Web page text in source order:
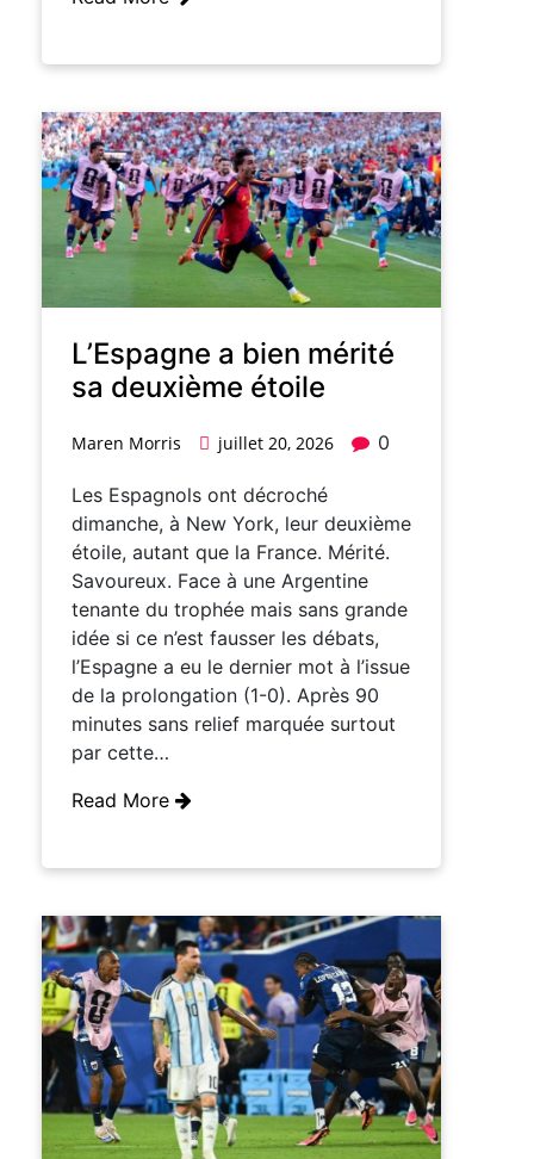
L’Espagne a bien mérité
sa deuxième étoile
Maren Morris juillet 20, 2026 0
Les Espagnols ont décroché
dimanche, à New York, leur deuxième
étoile, autant que la France. Mérité.
Savoureux. Face à une Argentine
tenante du trophée mais sans grande
idée si ce n’est fausser les débats,
l’Espagne a eu le dernier mot à l’issue
de la prolongation (1-0). Après 90
minutes sans relief marquée surtout
par cette…
Read More